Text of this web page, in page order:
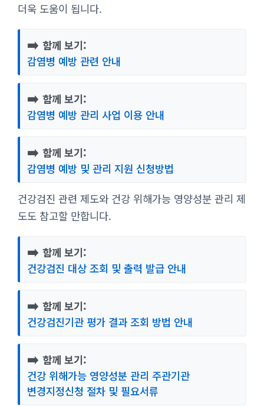
더욱 도움이 됩니다.
➡️ 함께 보기:
감염병 예방 관련 안내
➡️ 함께 보기:
감염병 예방 관리 사업 이용 안내
➡️ 함께 보기:
감염병 예방 및 관리 지원 신청방법
건강검진 관련 제도와 건강 위해가능 영양성분 관리 제
도도 참고할 만합니다.
➡️ 함께 보기:
건강검진 대상 조회 및 출력 발급 안내
➡️ 함께 보기:
건강검진기관 평가 결과 조회 방법 안내
➡️ 함께 보기:
건강 위해가능 영양성분 관리 주관기관
변경지정신청 절차 및 필요서류